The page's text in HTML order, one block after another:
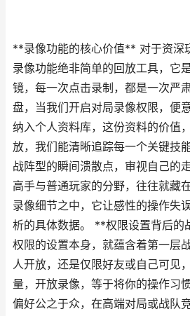
**录像功能的核心价值** 对于资深
录像功能绝非简单的回放工具，它
镜，每一次点击录制，都是一次严
盘，当我们开启对局录像权限，便
纳入个人资料库，这份资料的价值
放，我们能清晰追踪每一个关键技
战阵型的瞬间溃散点，审视自己的
高手与普通玩家的分野，往往就藏
录像细节之中，它让感性的操作失
析的具体数据。 **权限设置背后的
权限的设置本身，就蕴含着第一层
人开放，还是仅限好友或自己可见
量，开放录像，等于将你的操作习
偏好公之于众，在高端对局或战队